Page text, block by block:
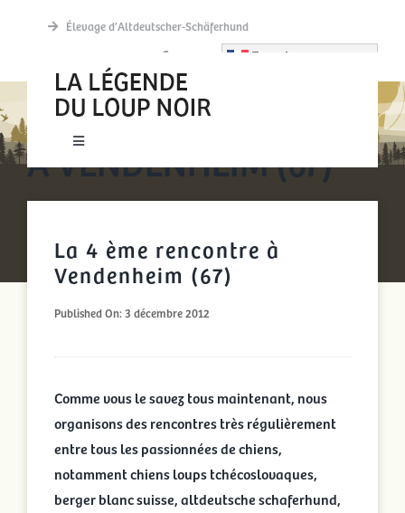
Élevage d’Altdeutscher-Schäferhund
French
Toggle
Navigation
Actualités
Découvrir
Portées en cours
LA 4 ÈME RENCONTRE
À VENDENHEIM (67)
La 4 ème rencontre à
Vendenheim (67)
Published On: 3 décembre 2012
Comme vous le savez tous maintenant, nous
organisons des rencontres très régulièrement
entre tous les passionnées de chiens,
notamment chiens loups tchécoslovaques,
berger blanc suisse, altdeutsche schaferhund,